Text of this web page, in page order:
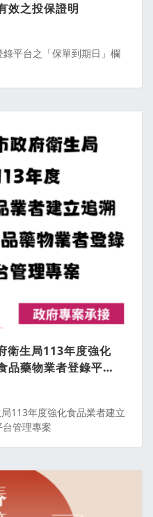
效之投保證明
平台之「保單到期日」欄
衛生局113年度強化
品藥物業者登錄平台
113年度強化食品業者建立
管理專案